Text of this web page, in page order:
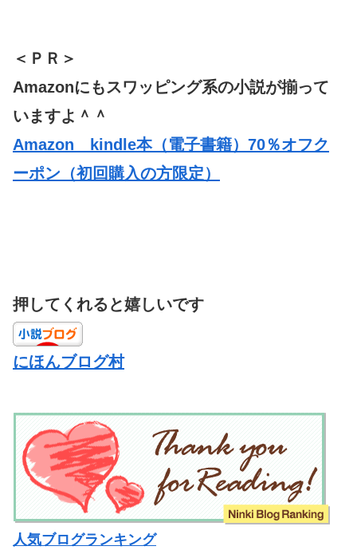
＜ＰＲ＞
Amazonにもスワッピング系の小説が揃って
いますよ＾＾
Amazon kindle本（電子書籍）70％オフク
ーポン（初回購入の方限定）
押してくれると嬉しいです
にほんブログ村
人気ブログランキング